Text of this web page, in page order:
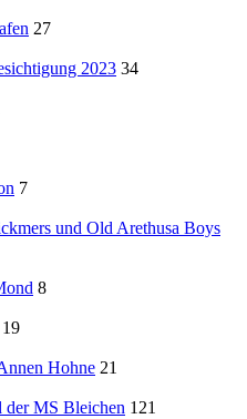
27
2023 34
7
und Old Arethusa Boys
8
19
Hohne 21
der MS Bleichen 121